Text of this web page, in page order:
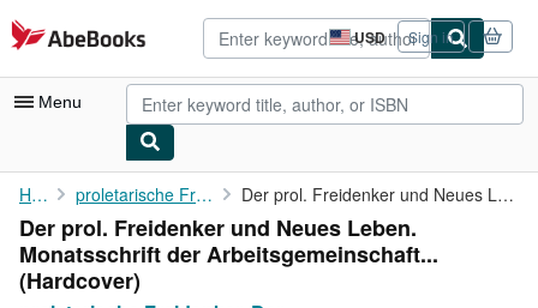
Skip to main content
AbeBooks.com USD
Site
shopping
preferences
Sign in
Menu
My Account
My Purchases
Advanced Search
Home proletarische Freidenker, Der. Der prol. Freidenker und Neues Leben. Monatsschrift der ...
Der prol. Freidenker und Neues Leben.
Monatsschrift der Arbeitsgemeinschaft...
(Hardcover)